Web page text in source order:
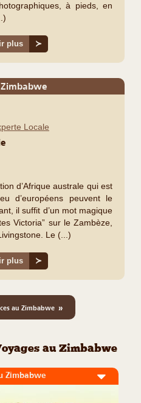
à pieds, en
plus ≻
Locale
d’Afrique australe qui est
d’européens peuvent le
il suffit d’un mot magique
Victoria” sur le Zambèze,
Le (...)
plus ≻
au Zimbabwe »
au Zimbabwe
Zimbabwe